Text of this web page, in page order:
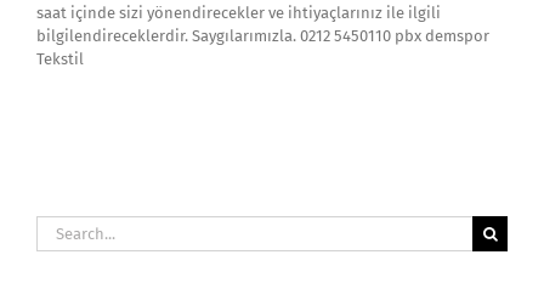
saat içinde sizi yönendirecekler ve ihtiyaçlarınız ile ilgili
bilgilendireceklerdir. Saygılarımızla. 0212 5450110 pbx demspor
Tekstil
Search
for: